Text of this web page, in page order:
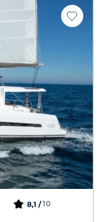
8,1 /10